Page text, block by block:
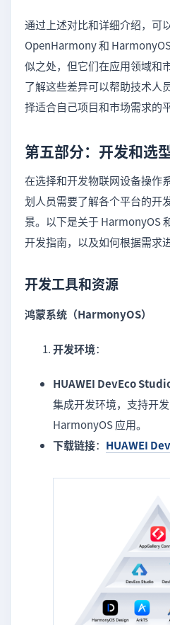
通过上述对比和详细介绍，可
OpenHarmony 和
似之处，但它们在应用领域和
了解这些差异可以帮助技术人
择适合自己项目和市场需求的平
第五部分：开发和选
在选择和开发物联网设备操作
划人员需要了解各个平台的开
景。以下是关于 HarmonyOS
开发指南，以及如何根据需求
开发工具和资源
鸿蒙系统（HarmonyOS）
开发环境：
HUAWEI DevEco
集成开发环境，支持开
HarmonyOS 应用。
下载链接： HUAWEI